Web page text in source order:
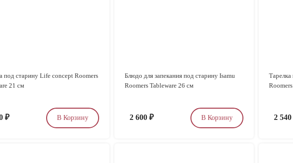
под старину Life concept Roomers
21 см
₽ В Корзину
Блюдо для запекания под старину Isamu
Roomers Tableware 26 см
2 600 ₽ В Корзину
Тарелка
2 540